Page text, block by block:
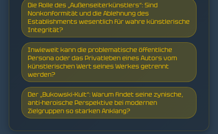
Die Rolle des „Außenseiterkünstlers“: Sind
Nonkonformität und die Ablehnung des
Establishments wesentlich für wahre künstlerische
Integrität?
Inwieweit kann die problematische öffentliche
Persona oder das Privatleben eines Autors vom
künstlerischen Wert seines Werkes getrennt
werden?
Der „Bukowski-Kult“: Warum findet seine zynische,
anti-heroische Perspektive bei modernen
Zielgruppen so starken Anklang?